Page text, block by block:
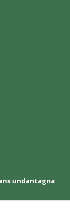
undantagna